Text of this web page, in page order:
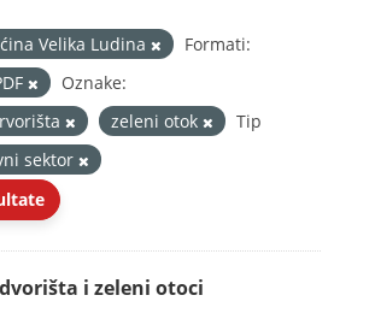
Velika Ludina
Formati:
Oznake:
zeleni otok
Tip
sektor
i zeleni otoci